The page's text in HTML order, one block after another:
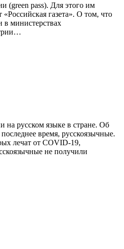
(green pass). Для этого им
газета». О том, что
в министерствах
на русском языке в стране. Об
время, русскоязычные.
лечат от COVID-19,
не получили